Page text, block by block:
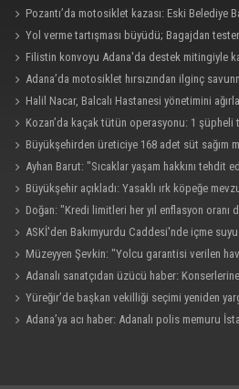
Pozantı’da motosiklet kazası: Eski Belediye
hayatını kaybetti
Yol verme tartışması büyüdü; Bagajdan
yürüdü
Filistin konvoyu Adana'da destek mitingiyle
Adana’da motosiklet hırsızından ilginç
verecektim”
Halil Nacar, Balcalı Hastanesi yönetimini
Kozan’da kaçak tütün operasyonu: 1 şüpheli
Büyükşehirden üreticiye 168 adet süt sağım
Ayhan Barut: "Sıcaklar yaşam hakkını tehdit
Büyükşehir açıkladı: Yasaklı ırk köpeğe
Doğan: "Kredi limitleri her yıl enflasyon oranı
ASKİ'den Bakımyurdu Caddesi'nde içme suyu
Müzeyyen Şevkin: "Yolcu garantisi verilen
işten çıkarılıyor?"
Adanalı sanatçıdan üzücü haber:
Yüreğir’de başkan vekilliği seçimi yeniden
Adana’ya acı haber: Adanalı polis memuru